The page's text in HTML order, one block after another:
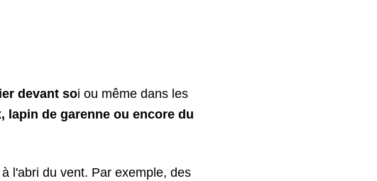
devant soi ou même dans les
lapin de garenne ou encore du
l'abri du vent. Par exemple, des